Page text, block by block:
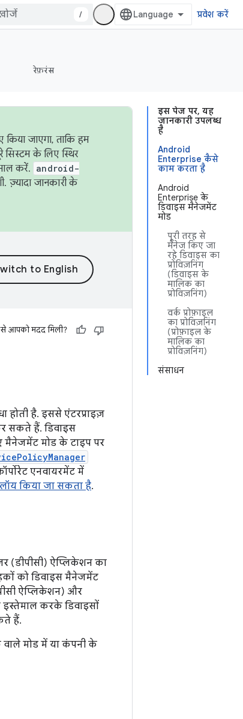
/ प्रवेश करें
रेफ़रंस
इस पेज पर, यह
जानकारी उपलब्ध
है
Android
Enterprise कैसे
काम करता है
Android
Enterprise के
डिवाइस मैनेजमेंट
मोड
पूरी तरह से
मैनेज किए जा
रहे डिवाइस का
प्रोविज़निंग
(डिवाइस के
मालिक का
प्रोविज़निंग)
वर्क प्रोफ़ाइल
का प्रोविज़निंग
(प्रोफ़ाइल के
मालिक का
प्रोविज़निंग)
संसाधन
जाएगा, ताकि हम
के लिए स्थिर
करें. android-
ज़्यादा जानकारी के
आपको मदद मिली?
होती है. इससे एंटरप्राइज़
सकते हैं. डिवाइस
मैनेजमेंट मोड के टाइप पर
एनवायरमेंट में
किया जा सकता है.
(डीपीसी) ऐप्लिकेशन का
को डिवाइस मैनेजमेंट
ऐप्लिकेशन) और
करके डिवाइसों
हैं.
वाले मोड में या कंपनी के